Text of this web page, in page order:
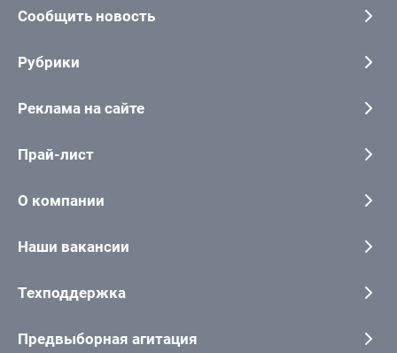
Сообщить новость
Рубрики
Реклама на сайте
Прай-лист
О компании
Наши вакансии
Техподдержка
Предвыборная агитация